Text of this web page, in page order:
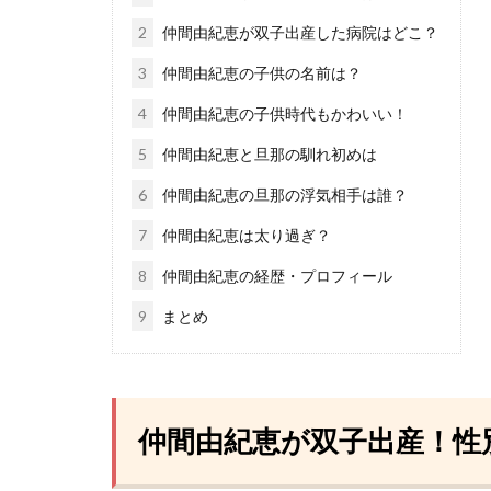
2 仲間由紀恵が双子出産した病院はどこ？
3 仲間由紀恵の子供の名前は？
4 仲間由紀恵の子供時代もかわいい！
5 仲間由紀恵と旦那の馴れ初めは
6 仲間由紀恵の旦那の浮気相手は誰？
7 仲間由紀恵は太り過ぎ？
8 仲間由紀恵の経歴・プロフィール
9 まとめ
仲間由紀恵が双子出産！性